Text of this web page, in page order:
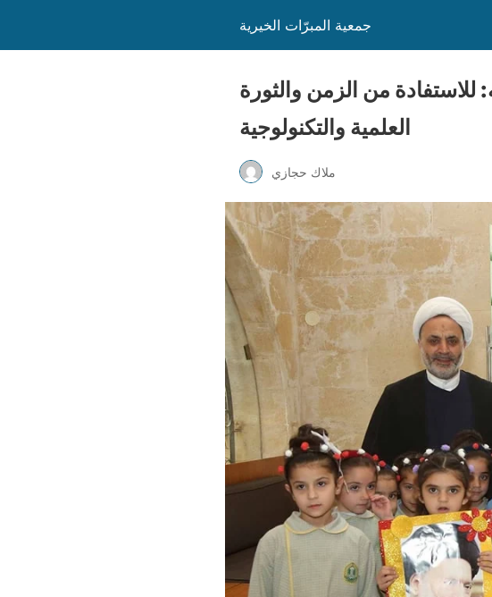
جمعية المبرّات الخيرية
من الزمن والثورة
العلمية والتكنولوجية
ملاك حجازي